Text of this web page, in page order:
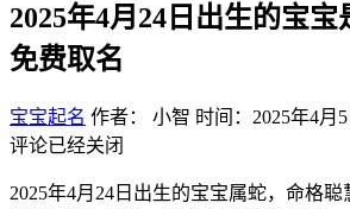
2025年4月24日出生的宝
免费取名
宝宝起名 作者： 小智 时间：2025年4月
评论已经关闭
2025年4月24日出生的宝宝属蛇，命格